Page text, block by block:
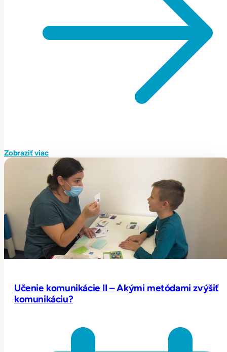
Zobraziť viac
Učenie komunikácie II – Akými metódami zvýšiť
komunikáciu?